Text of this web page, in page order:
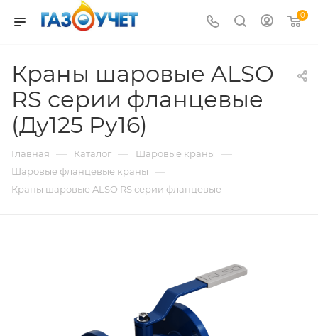
0
Краны шаровые ALSO
RS серии фланцевые
(Ду125 Pу16)
Главная — Каталог — Шаровые краны —
Шаровые фланцевые краны —
Краны шаровые ALSO RS серии фланцевые